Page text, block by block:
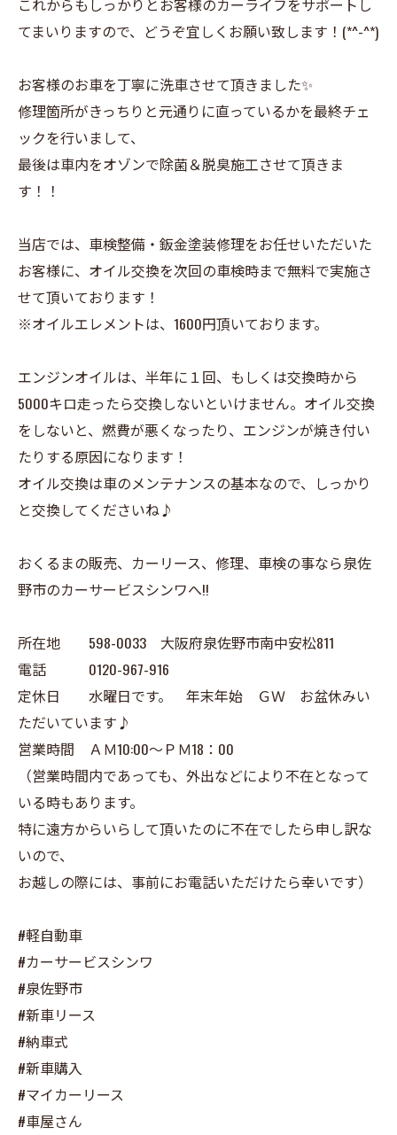
てまいりますので、どうぞ宜しくお願い致します！(*^-^*)
お客様のお車を丁寧に洗車させて頂きました✨
修理箇所がきっちりと元通りに直っているかを最終チェ
ックを行いまして、
最後は車内をオゾンで除菌＆脱臭施工させて頂きま
す！！
当店では、車検整備・鈑金塗装修理をお任せいただいた
お客様に、オイル交換を次回の車検時まで無料で実施さ
せて頂いております！
※オイルエレメントは、1600円頂いております。
エンジンオイルは、半年に１回、もしくは交換時から
5000キロ走ったら交換しないといけません。オイル交換
をしないと、燃費が悪くなったり、エンジンが焼き付い
たりする原因になります！
オイル交換は車のメンテナンスの基本なので、しっかり
と交換してくださいね♪
おくるまの販売、カーリース、修理、車検の事なら泉佐
野市のカーサービスシンワへ!!
所在地 598-0033 大阪府泉佐野市南中安松811
電話 0120-967-916
定休日 水曜日です。 年末年始 ＧＷ お盆休みい
ただいています♪
営業時間 ＡＭ10:00～ＰＭ18：00
（営業時間内であっても、外出などにより不在となって
いる時もあります。
特に遠方からいらして頂いたのに不在でしたら申し訳な
いので、
お越しの際には、事前にお電話いただけたら幸いです）
#軽自動車
#カーサービスシンワ
#泉佐野市
#新車リース
#納車式
#新車購入
#マイカーリース
#車屋さん